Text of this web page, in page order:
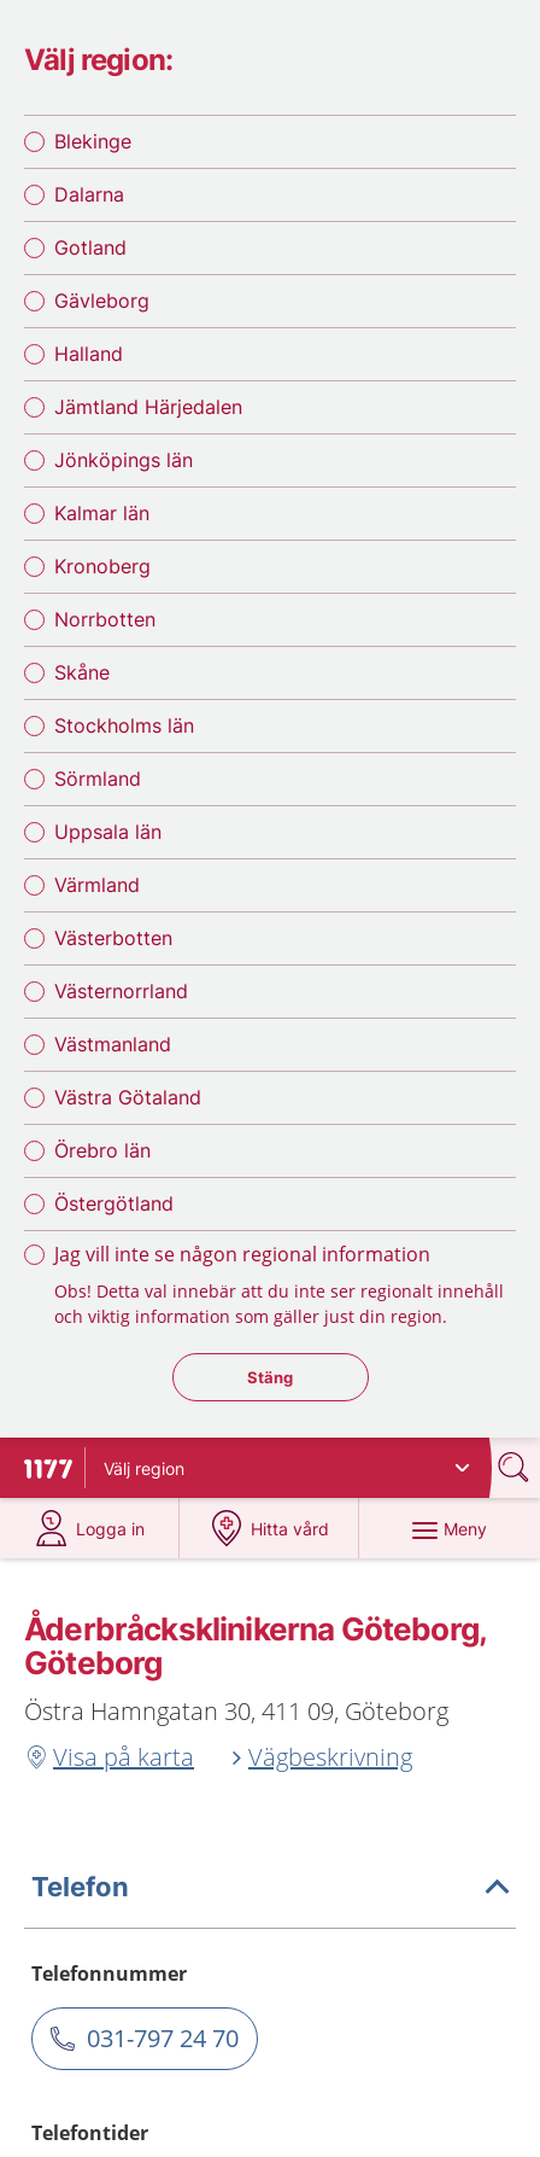
Välj region:
Blekinge
Dalarna
Gotland
Gävleborg
Halland
Jämtland Härjedalen
Jönköpings län
Kalmar län
Kronoberg
Norrbotten
Skåne
Stockholms län
Sörmland
Uppsala län
Värmland
Västerbotten
Västernorrland
Västmanland
Västra Götaland
Örebro län
Östergötland
Jag vill inte se någon regional information
Obs! Detta val innebär att du inte ser regionalt innehåll
och viktig information som gäller just din region.
Stäng regionsväljaren
Stäng
Till startsidan för 1177
Välj region
Logga in
på 1177.se
Hitta vård
på 1177.se
Meny
Åderbråcksklinikerna Göteborg,
Göteborg
Östra Hamngatan 30, 411 09, Göteborg
Visa på karta
Vägbeskrivning
Telefon
Telefonnummer
031-797 24 70
Telefontider